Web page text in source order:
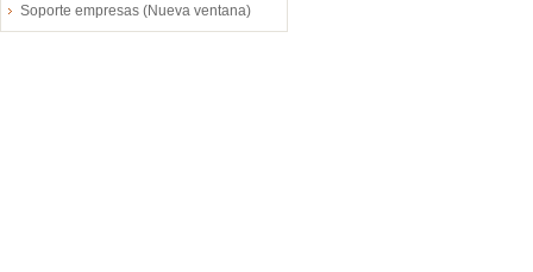
Soporte empresas (Nueva ventana)